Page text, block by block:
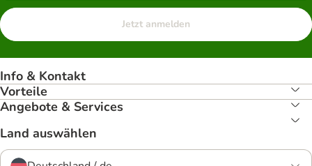
Jetzt anmelden
Info & Kontakt
Vorteile
Angebote & Services
Land auswählen